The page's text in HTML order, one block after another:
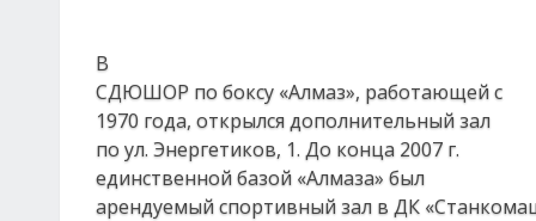
В
СДЮШОР по боксу «Алмаз», работающей с
1970 года, открылся дополнительный зал
по ул. Энергетиков, 1. До конца 2007 г.
единственной базой «Алмаза» был
арендуемый спортивный зал в ДК